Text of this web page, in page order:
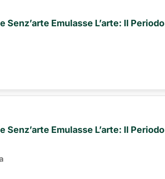
Emulasse L’arte: Il Periodo
Emulasse L’arte: Il Periodo